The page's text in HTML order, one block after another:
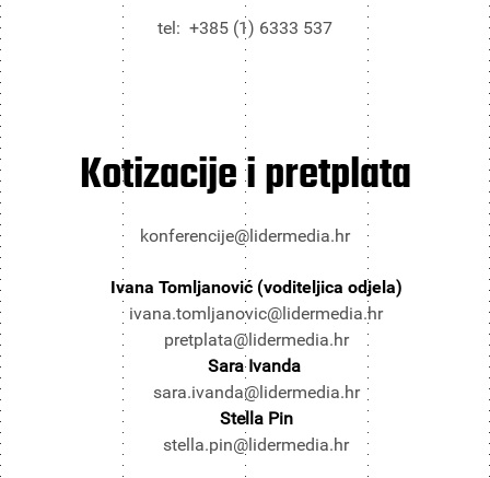
tel: +385 (1) 6333 537
Kotizacije i pretplata
konferencije@lidermedia.hr
Ivana Tomljanović (voditeljica odjela)
ivana.tomljanovic@lidermedia.hr
pretplata@lidermedia.hr
Sara Ivanda
sara.ivanda@lidermedia.hr
Stella Pin
stella.pin@lidermedia.hr